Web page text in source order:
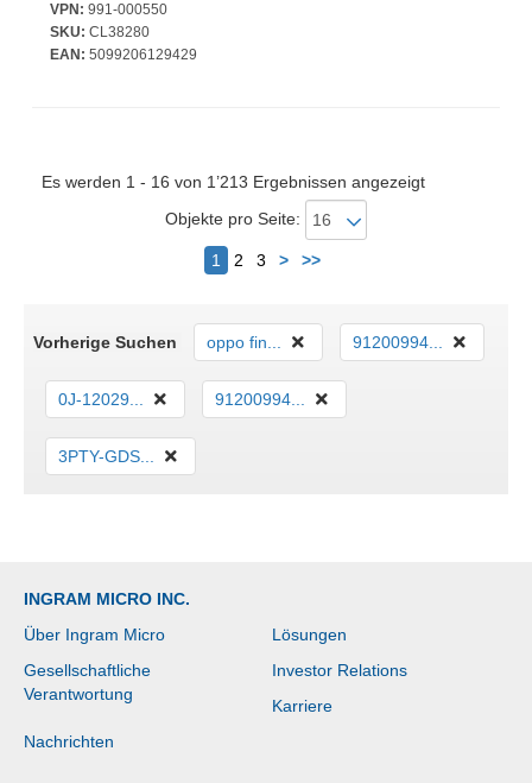
VPN: 991-000550
SKU: CL38280
EAN: 5099206129429
Es werden 1 - 16 von 1’213 Ergebnissen angezeigt
Objekte pro Seite:
1 2 3 > >>Nächster
Vorherige Suchen oppo fin... 91200994...
0J-12029... 91200994...
3PTY-GDS...
INGRAM MICRO INC.
Über Ingram Micro
Lösungen
Gesellschaftliche
Verantwortung
Investor Relations
Karriere
Nachrichten